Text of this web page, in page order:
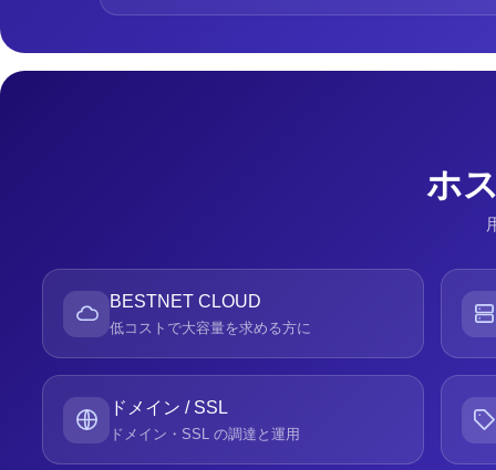
ホ
BESTNET CLOUD
低コストで大容量を求める方に
ドメイン / SSL
ドメイン・SSL の調達と運用